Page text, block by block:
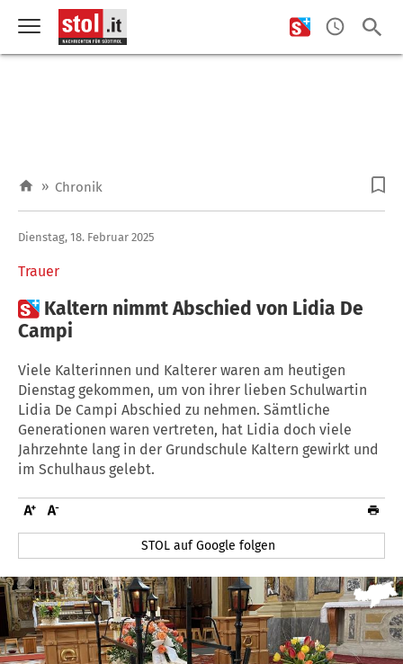
» Chronik
Trauer
Dienstag, 18. Februar 2025
 Kaltern nimmt Abschied von Lidia De
Campi
Viele Kalterinnen und Kalterer waren am heutigen
Dienstag gekommen, um von ihrer lieben Schulwartin
Lidia De Campi Abschied zu nehmen. Sämtliche
Generationen waren vertreten, hat Lidia doch viele
Jahrzehnte lang in der Grundschule Kaltern gewirkt und
im Schulhaus gelebt.
STOL auf Google folgen